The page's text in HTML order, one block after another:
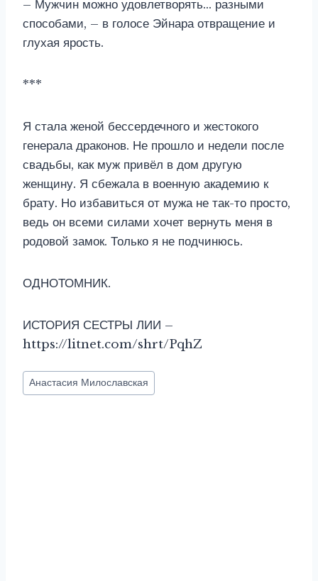
– Мужчин можно удовлетворять… разными
способами, – в голосе Эйнара отвращение и
глухая ярость.
***
Я стала женой бессердечного и жестокого
генерала драконов. Не прошло и недели после
свадьбы, как муж привёл в дом другую
женщину. Я сбежала в военную академию к
брату. Но избавиться от мужа не так-то просто,
ведь он всеми силами хочет вернуть меня в
родовой замок. Только я не подчинюсь.
ОДНОТОМНИК.
ИСТОРИЯ СЕСТРЫ ЛИИ –
https://litnet.com/shrt/PqhZ
Метки
записи:
Анастасия Милославская